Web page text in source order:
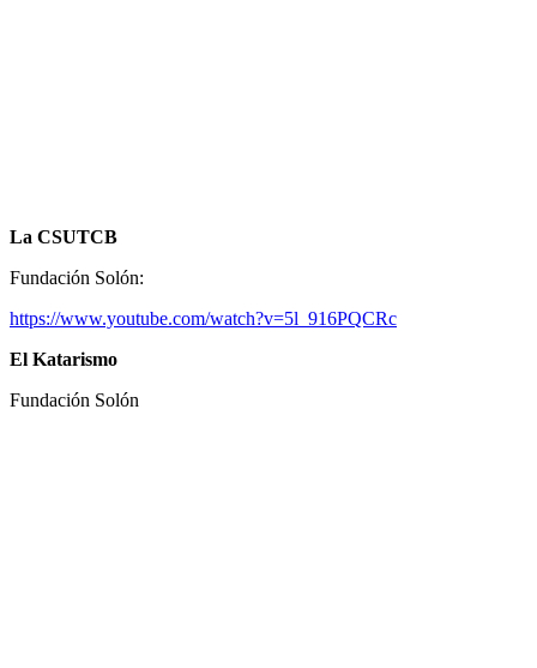
La CSUTCB
Fundación Solón:
https://www.youtube.com/watch?v=5l_916PQCRc
El Katarismo
Fundación Solón